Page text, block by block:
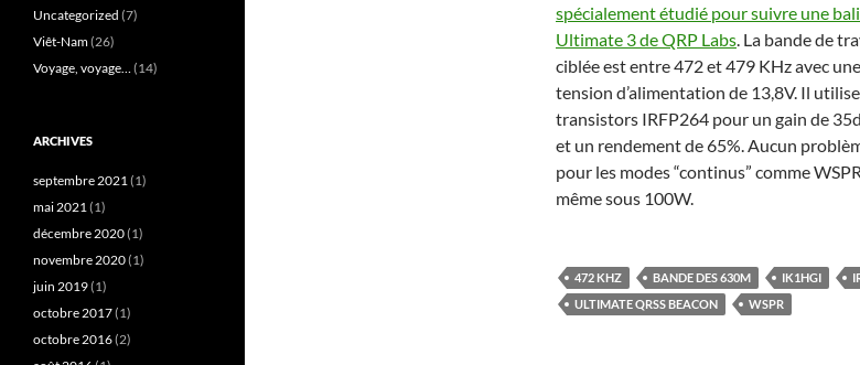
spécialement étudié pour suivre une
Ultimate 3 de QRP Labs. La bande de
ciblée est entre 472 et 479 KHz avec une
tension d’alimentation de 13,8V. Il
transistors IRFP264 pour un gain de
et un rendement de 65%. Aucun
pour les modes “continus” comme WSPR
même sous 100W.
472 KHZ BANDE DES 630M IK1HGI
ULTIMATE QRSS BEACON
WSPR
Uncategorized (7)
Viêt-Nam(26)
Voyage, voyage…(14)
ARCHIVES
septembre 2021(1)
mai 2021(1)
décembre 2020(1)
novembre 2020(1)
juin 2019(1)
octobre 2017(1)
octobre 2016(2)